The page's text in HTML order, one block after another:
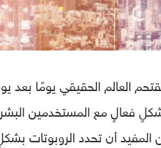
العالم الحقيقي يومًا
فعالٍ مع المستخدمين
المفيد أن تحدد الروبوتات